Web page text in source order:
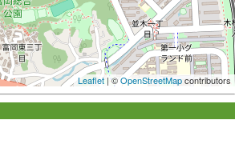
Leaflet | ©OpenStreetMapcontributors